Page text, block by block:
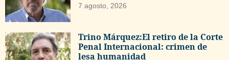
7 agosto, 2026
Trino Márquez:El retiro de la Corte
Penal Internacional: crimen de
lesa humanidad